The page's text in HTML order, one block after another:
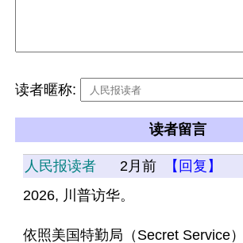
读者暱称:
读者留言
人民报读者 2月前
【回复】
2026, 川普访华。
依照美国特勤局（Secret Service